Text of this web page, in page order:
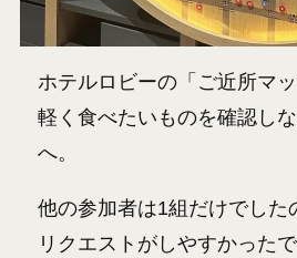
ホテルロビーの「ご近所マ
軽く食べたいものを確認し
へ。
他の参加者は1組だけでした
リクエストがしやすかったで